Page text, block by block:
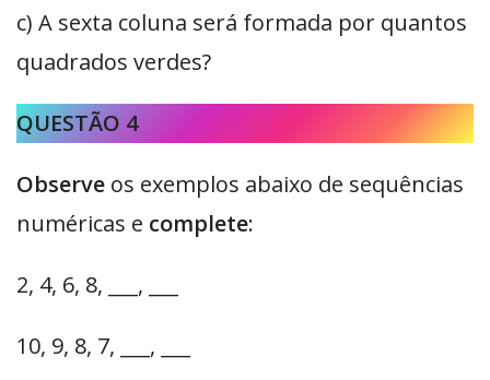
c) A sexta coluna será formada por quantos
quadrados verdes?
QUESTÃO 4
Observe os exemplos abaixo de sequências
numéricas e complete:
2, 4, 6, 8, ___, ___
10, 9, 8, 7, ___, ___